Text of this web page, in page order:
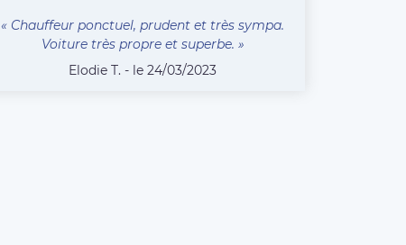
« Chauffeur ponctuel, prudent et très sympa.
Voiture très propre et superbe. »
Elodie T. - le 24/03/2023